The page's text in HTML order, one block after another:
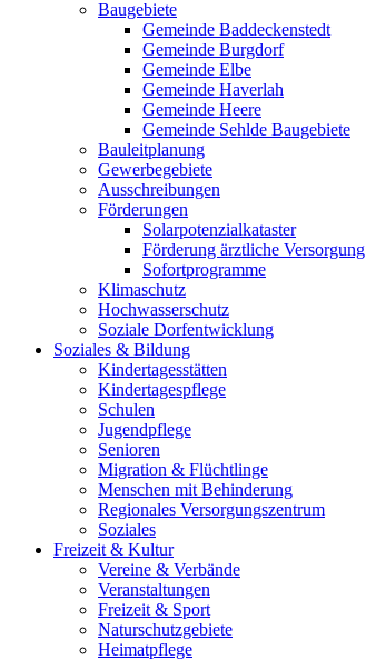
Baugebiete
Gemeinde Baddeckenstedt
Gemeinde Burgdorf
Gemeinde Elbe
Gemeinde Haverlah
Gemeinde Heere
Gemeinde Sehlde Baugebiete
Bauleitplanung
Gewerbegebiete
Ausschreibungen
Förderungen
Solarpotenzialkataster
Förderung ärztliche Versorgung
Sofortprogramme
Klimaschutz
Hochwasserschutz
Soziale Dorfentwicklung
Soziales & Bildung
Kindertagesstätten
Kindertagespflege
Schulen
Jugendpflege
Senioren
Migration & Flüchtlinge
Menschen mit Behinderung
Regionales Versorgungszentrum
Soziales
Freizeit & Kultur
Vereine & Verbände
Veranstaltungen
Freizeit & Sport
Naturschutzgebiete
Heimatpflege